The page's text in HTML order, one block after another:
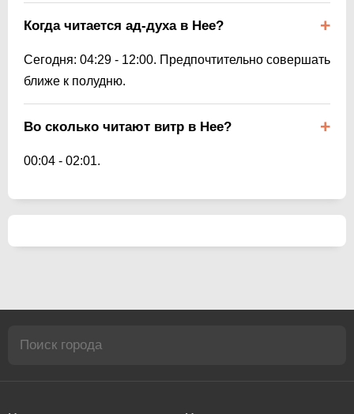
Когда читается ад-духа в Нее?
Сегодня: 04:29 - 12:00. Предпочтительно совершать
ближе к полудню.
Во сколько читают витр в Нее?
00:04 - 02:01.